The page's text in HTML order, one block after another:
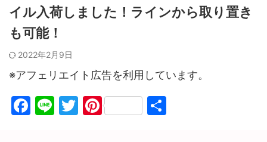
イル入荷しました！ラインから取り置き
も可能！
2022年2月9日
※アフェリエイト広告を利用しています。
F
Li T Pi